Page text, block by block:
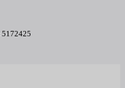
5172425